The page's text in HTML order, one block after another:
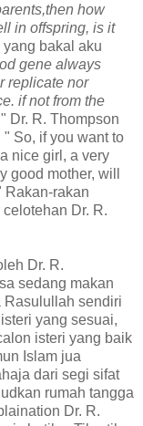
how
in offspring, is it
bakal aku
gene always
replicate nor
if not from the
" Dr. R. Thompson
So, if you want to
nice girl, a very
good mother, will
Rakan-rakan
Dr. R.
Dr. R.
sedang makan
Rasulullah sendiri
yang sesuai,
isteri yang baik
Islam jua
dari segi sifat
rumah tangga
Dr. R.